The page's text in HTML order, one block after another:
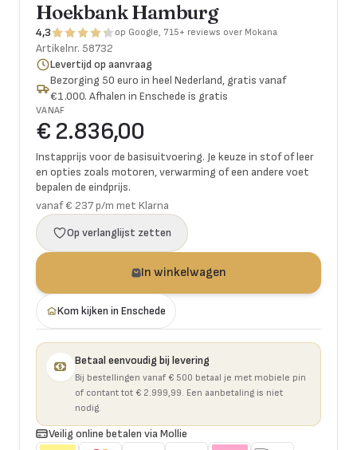
Hoekbank Hamburg
4,3 op Google, 715+ reviews over Mokana
Artikelnr. 58732
Levertijd op aanvraag
Bezorging 50 euro in heel Nederland, gratis vanaf
€1.000. Afhalen in Enschede is gratis
VANAF
€ 2.836,00
Instapprijs voor de basisuitvoering. Je keuze in stof of leer
en opties zoals motoren, verwarming of een andere voet
bepalen de eindprijs.
vanaf € 237 p/m met Klarna
Op verlanglijst zetten
In winkelwagen
Kom kijken in Enschede
Betaal eenvoudig bij levering
Bij bestellingen vanaf € 500 betaal je met mobiele pin
of contant tot € 2.999,99. Een aanbetaling is niet
nodig.
Veilig online betalen via Mollie